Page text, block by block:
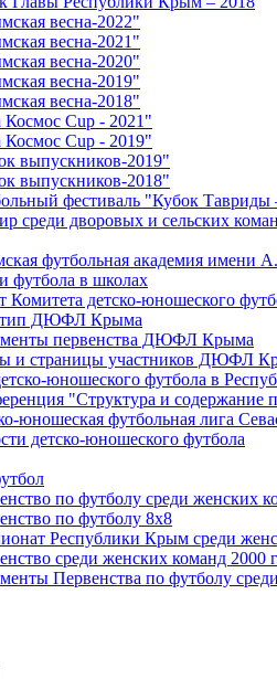
весна-2022"
весна-2021"
весна-2020"
весна-2019"
весна-2018"
Космос Cup - 2021"
Космос Cup - 2019"
выпускников-2019"
выпускников-2018"
фестиваль "Кубок Тавриды
среди дворовых и сельских
футбольная академия имени
футбола в школах
Комитета детско-юношеского
ДЮФЛ Крыма
первенства ДЮФЛ Крыма
и страницы участников ДЮФЛ
юношеского футбола в
"Структура и содержание
юношеская футбольная лига
детско-юношеского футбола
по футболу среди женских
по футболу 8х8
Республики Крым среди
среди женских команд 2000
Первенства по футболу